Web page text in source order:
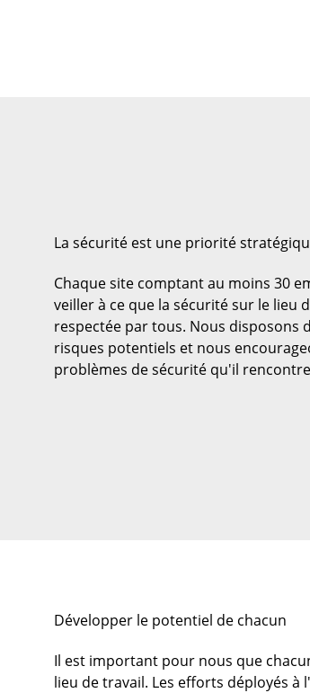
La sécurité est une priorité
Chaque site comptant au moins 30
veiller à ce que la sécurité sur le
respectée par tous. Nous disposons
risques potentiels et nous
problèmes de sécurité qu'il
Développer le potentiel de chacun
Il est important pour nous que
lieu de travail. Les efforts déployés